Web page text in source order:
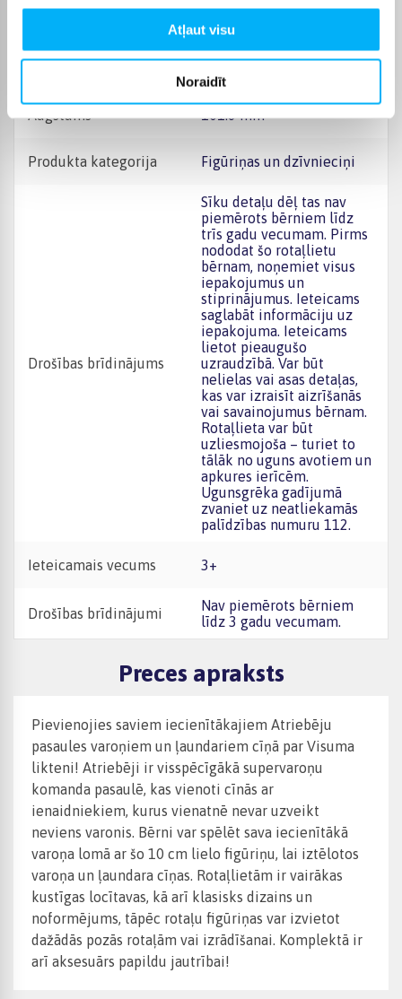
Atļaut visu
Noraidīt
iepakojuma. Saglabājiet
informāciju par ražotāju
uzziņai. Tie ir norādīti uz
iepakojuma.
Augstums 101.6 mm
Produkta kategorija Figūriņas un dzīvnieciņi
Drošības brīdinājums
Sīku detaļu dēļ tas nav
piemērots bērniem līdz
trīs gadu vecumam. Pirms
nododat šo rotaļlietu
bērnam, noņemiet visus
iepakojumus un
stiprinājumus. Ieteicams
saglabāt informāciju uz
iepakojuma. Ieteicams
lietot pieaugušo
uzraudzībā. Var būt
nelielas vai asas detaļas,
kas var izraisīt aizrīšanās
vai savainojumus bērnam.
Rotaļlieta var būt
uzliesmojoša – turiet to
tālāk no uguns avotiem un
apkures ierīcēm.
Ugunsgrēka gadījumā
zvaniet uz neatliekamās
palīdzības numuru 112.
Ieteicamais vecums 3+
Drošības brīdinājumi
Nav piemērots bērniem
līdz 3 gadu vecumam.
Preces apraksts
Pievienojies saviem iecienītākajiem Atriebēju
pasaules varoņiem un ļaundariem cīņā par Visuma
likteni! Atriebēji ir visspēcīgākā supervaroņu
komanda pasaulē, kas vienoti cīnās ar
ienaidniekiem, kurus vienatnē nevar uzveikt
neviens varonis. Bērni var spēlēt sava iecienītākā
varoņa lomā ar šo 10 cm lielo figūriņu, lai iztēlotos
varoņa un ļaundara cīņas. Rotaļlietām ir vairākas
kustīgas locītavas, kā arī klasisks dizains un
noformējums, tāpēc rotaļu figūriņas var izvietot
dažādās pozās rotaļām vai izrādīšanai. Komplektā ir
arī aksesuārs papildu jautrībai!